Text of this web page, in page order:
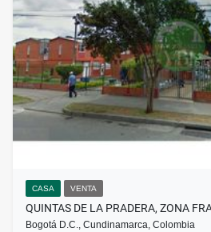
CASA VENTA
QUINTAS DE LA PRADERA, ZONA
Bogotá D.C., Cundinamarca, Colombia